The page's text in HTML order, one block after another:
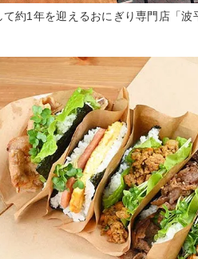
て約1年を迎えるおにぎり専門店「波